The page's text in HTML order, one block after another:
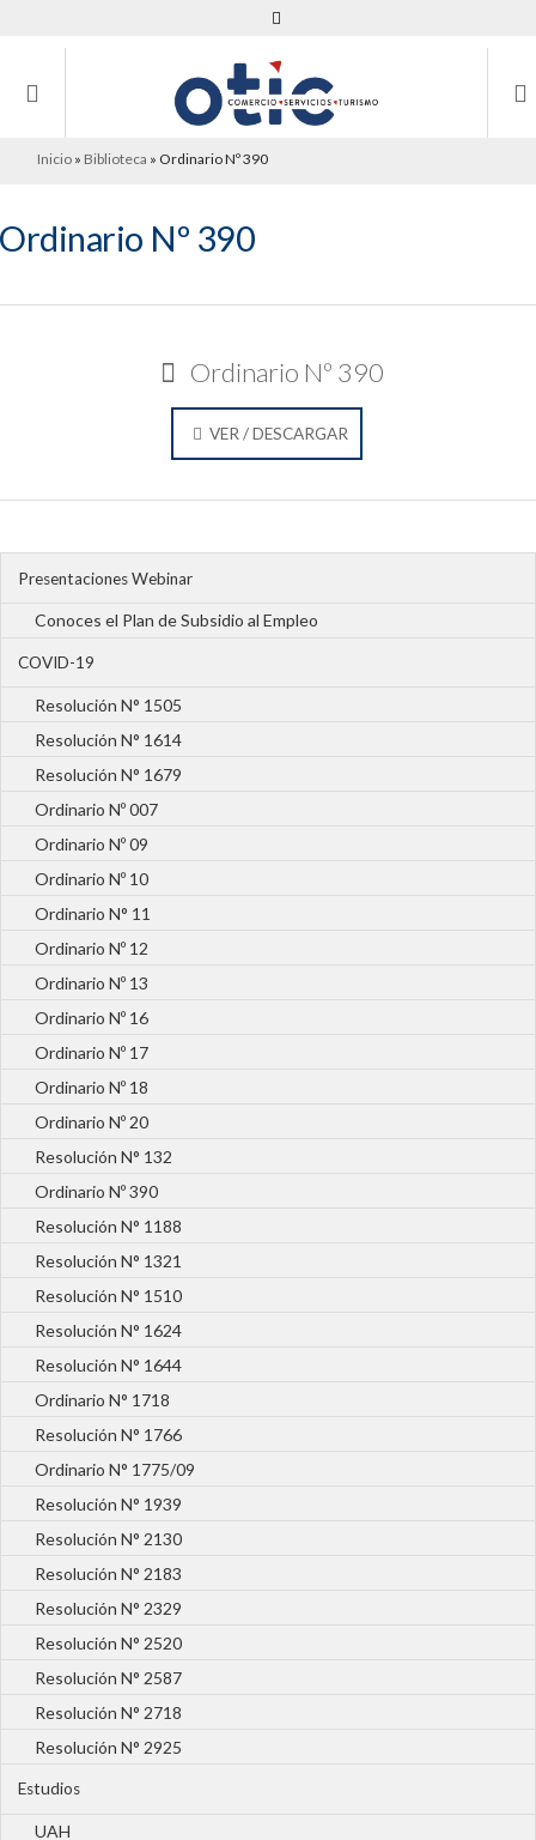
Inicio » Biblioteca » Ordinario Nº 390
Presentaciones Webinar
Conoces el Plan de Subsidio al Empleo
COVID-19
Resolución N° 1505
Resolución N° 1614
Resolución N° 1679
Ordinario Nº 007
Ordinario Nº 09
Ordinario Nº 10
Ordinario N° 11
Ordinario Nº 12
Ordinario Nº 13
Ordinario Nº 16
Ordinario Nº 17
Ordinario Nº 18
Ordinario Nº 20
Resolución N° 132
Ordinario Nº 390
Resolución N° 1188
Resolución N° 1321
Resolución N° 1510
Resolución N° 1624
Resolución N° 1644
Ordinario N° 1718
Resolución N° 1766
Ordinario N° 1775/09
Resolución N° 1939
Resolución N° 2130
Resolución N° 2183
Resolución N° 2329
Resolución N° 2520
Resolución N° 2587
Resolución N° 2718
Resolución N° 2925
Estudios
UAH
Ordinario Nº 390
Ordinario Nº 390
VER / DESCARGAR